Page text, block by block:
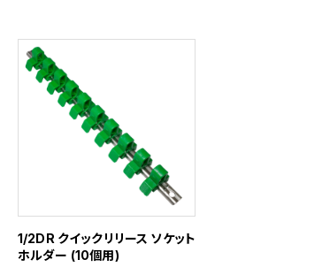
1/2DR クイックリリース ソケット
ホルダー (10個用)